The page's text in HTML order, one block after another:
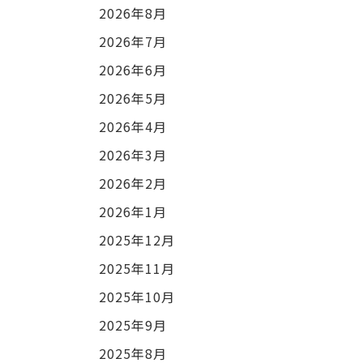
2026年8月
2026年7月
2026年6月
2026年5月
2026年4月
2026年3月
2026年2月
2026年1月
2025年12月
2025年11月
2025年10月
2025年9月
2025年8月